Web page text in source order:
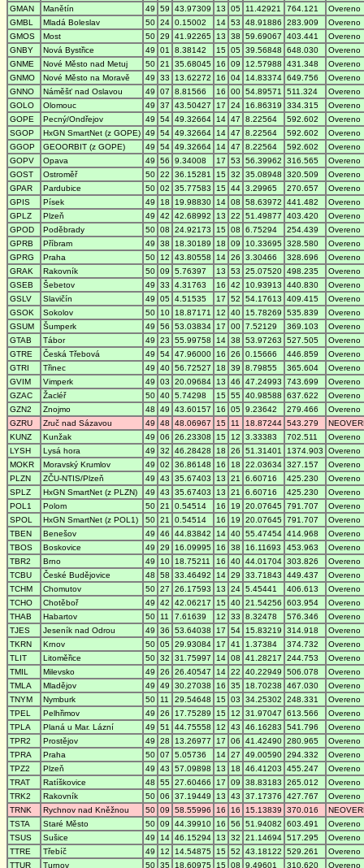
GMAN
Manětín 49 59 43.97309 13 05 11.42921 764.121
Overeno
GMBL
Mladá Boleslav 50 24 0.15002 14 53 48.91886 283.909
Overeno
GMOS
Most 50 29 41.92265 13 38 59.69067 403.441
Overeno
GNBY
Nová Bystřice 49 01 8.38142 15 05 39.56848 648.030
Overeno
GNME
Nové Město nad Metuj 50 21 35.68045 16 09 12.57988 431.348
Overeno
GNMO
Nové Město na Moravě 49 33 13.62272 16 04 14.83374 649.756
Overeno
GNNO
Náměšť nad Oslavou 49 07 8.81566 16 00 54.89571 511.324
Overeno
GOLO
Olomouc 49 37 43.50427 17 24 16.86319 334.315
Overeno
GOPE
Pecný/Ondřejov 49 54 49.32664 14 47 8.22564 592.602
Overeno
SGOP
HxGN SmartNet (z GOPE) 49 54 49.32664 14 47 8.22564 592.602
Overeno
GGOP
GEOORBIT (z GOPE) 49 54 49.32664 14 47 8.22564 592.602
Overeno
GOPV
Opava 49 56 9.34008 17 53 56.39962 316.565
Overeno
GOST
Ostroměř 50 22 36.15281 15 32 35.08948 320.509
Overeno
GPAR
Pardubice 50 02 35.77583 15 44 3.29965 270.657
Overeno
GPIS
Písek 49 18 19.98830 14 08 58.63972 441.482
Overeno
GPLZ
Plzeň 49 42 42.68992 13 22 51.49877 403.420
Overeno
GPOD
Poděbrady 50 08 24.92173 15 08 6.75294 254.439
Overeno
GPRB
Příbram 49 38 18.30189 18 09 10.33695 328.580
Overeno
GPRG
Praha 50 12 43.80558 14 26 3.30466 328.696
Overeno
GRAK
Rakovník 50 09 5.76397 13 53 25.07520 498.235
Overeno
GSEB
Šebetov 49 33 4.31763 16 42 10.93913 440.830
Overeno
GSLV
Slavičín 49 05 4.51535 17 52 54.17613 409.415
Overeno
GSOK
Sokolov 50 10 18.87171 12 40 15.78269 535.839
Overeno
GSUM
Šumperk 49 56 53.03834 17 00 7.52129 369.103
Overeno
GTAB
Tábor 49 23 55.99758 14 38 53.97263 527.505
Overeno
GTRE
Česká Třebová 49 54 47.96000 16 26 0.15666 446.859
Overeno
GTRI
Třinec 49 40 56.72527 18 39 8.79855 365.604
Overeno
GVIM
Vimperk 49 03 20.09684 13 46 47.24993 743.699
Overeno
GZAC
Žacléř 50 40 5.74298 15 55 40.98588 637.622
Overeno
GZN2
Znojmo 48 49 43.60157 16 05 9.23642 279.466
Overeno
GZRU
Zruč nad Sázavou 49 48 48.06967 15 11 18.87244 543.279
KUNZ
Kunžak 49 06 26.23308 15 12 3.33383 702.511
Overeno
LYSH
Lysá hora 49 32 46.28428 18 26 51.31401 1374.903
Overeno
MOKR
Moravský Krumlov 49 02 36.86148 16 18 22.03634 327.157
Overeno
PLZN
ZČU-NTIS/Plzeň 49 43 35.67403 13 21 6.60716 425.230
Overeno
SPLZ
HxGN SmartNet (z PLZN) 49 43 35.67403 13 21 6.60716 425.230
Overeno
POL1
Polom 50 21 0.54514 16 19 20.07645 791.707
Overeno
SPOL
HxGN SmartNet (z POL1) 50 21 0.54514 16 19 20.07645 791.707
Overeno
TBEN
Benešov 49 46 44.83842 14 40 55.47454 414.968
Overeno
TBOS
Boskovice 49 29 16.09995 16 38 16.11693 453.963
Overeno
TBR2
Brno 49 10 18.75211 16 40 44.01704 303.826
Overeno
TCBU
České Budějovice 48 58 33.46492 14 29 33.71843 449.437
Overeno
TCHM
Chomutov 50 27 26.17593 13 24 5.45441 406.613
Overeno
TCHO
Chotěboř 49 42 42.06217 15 40 21.54256 603.954
Overeno
THAB
Habartov 50 11 7.61639 12 33 8.32478 576.346
Overeno
TJES
Jeseník nad Odrou 49 36 53.64038 17 54 15.83219 314.918
Overeno
TKRN
Krnov 50 05 29.93084 17 41 1.37384 374.732
Overeno
TLIT
Litoměřice 50 32 31.75997 14 08 41.28217 244.753
Overeno
TMIL
Milevsko 49 26 26.40547 14 22 40.22949 506.078
Overeno
TMLA
Mladějov 49 49 30.27038 16 35 18.70238 467.030
Overeno
TNYM
Nymburk 50 11 29.54648 15 03 34.25302 248.331
Overeno
TPEL
Pelhřimov 49 26 17.75289 15 12 31.97047 613.566
Overeno
TPLA
Planá u Mar. Lázní 49 51 44.75558 12 43 46.16283 541.796
Overeno
TPR2
Prostějov 49 28 13.26977 17 06 41.42490 280.965
Overeno
TPRA
Praha 50 07 5.05736 14 27 49.00590 294.332
Overeno
TPZ2
Plzeň 49 43 57.09898 13 18 46.41203 455.247
Overeno
TRAT
Ratíškovice 48 55 27.60466 17 09 38.83183 265.012
Overeno
TRK2
Rakovník 50 06 37.19449 13 43 37.17376 427.767
Overeno
TRNK
Rychnov nad Kněžnou 50 09 58.55996 16 16 15.13839 370.016
TSTA
Staré Město 50 09 44.39910 16 56 51.94082 603.491
Overeno
TSUS
Sušice 49 14 46.15294 13 32 21.14694 517.295
Overeno
TTRE
Třebíč 49 12 14.54875 15 52 43.18122 529.261
Overeno
TTUR
Turnov 50 35 18.60975 15 08 9.49601 310.620 Overeno